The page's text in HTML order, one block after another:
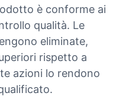
è conforme ai
qualità. Le
eliminate,
rispetto a
azioni lo rendono